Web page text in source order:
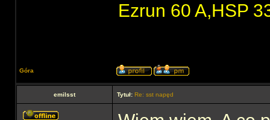
Ezrun 60 A,HSP
Góra
emilsst Tytuł: Re: sst napęd